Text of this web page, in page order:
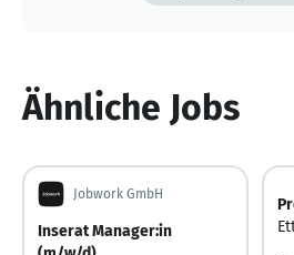
Ähnliche Jobs
Jobwork GmbH
Inserat Manager:in